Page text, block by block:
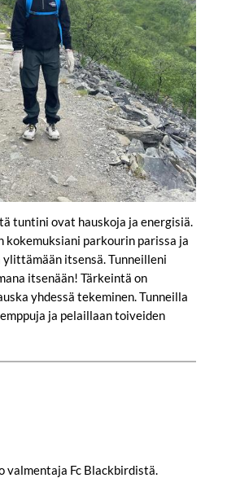
tuntini ovat hauskoja ja energisiä.
kokemuksiani parkourin parissa ja
itsensä. Tunneilleni
itsenään! Tärkeintä on
yhdessä tekeminen. Tunneilla
ja pelaillaan toiveiden
valmentaja Fc Blackbirdistä.